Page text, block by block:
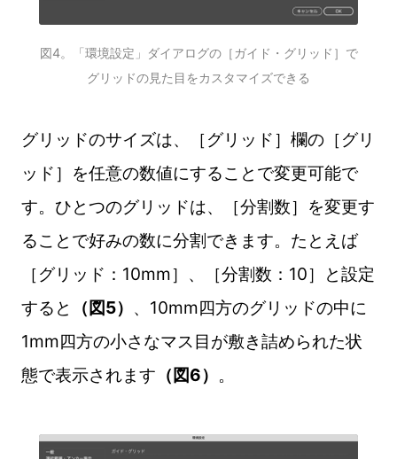
図4。「環境設定」ダイアログの［ガイド・グリッド］で
グリッドの見た目をカスタマイズできる
グリッドのサイズは、［グリッド］欄の［グリ
ッド］を任意の数値にすることで変更可能で
す。ひとつのグリッドは、［分割数］を変更す
ることで好みの数に分割できます。たとえば
［グリッド：10mm］、［分割数：10］と設定
すると
（図5） 、10mm四方のグリッドの中に
1mm四方の小さなマス目が敷き詰められた状
態で表示されます （図6） 。